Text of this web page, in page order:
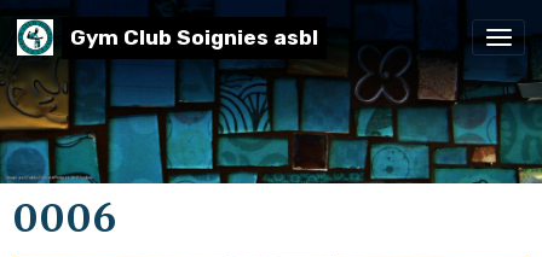
Gym Club Soignies asbl
0006